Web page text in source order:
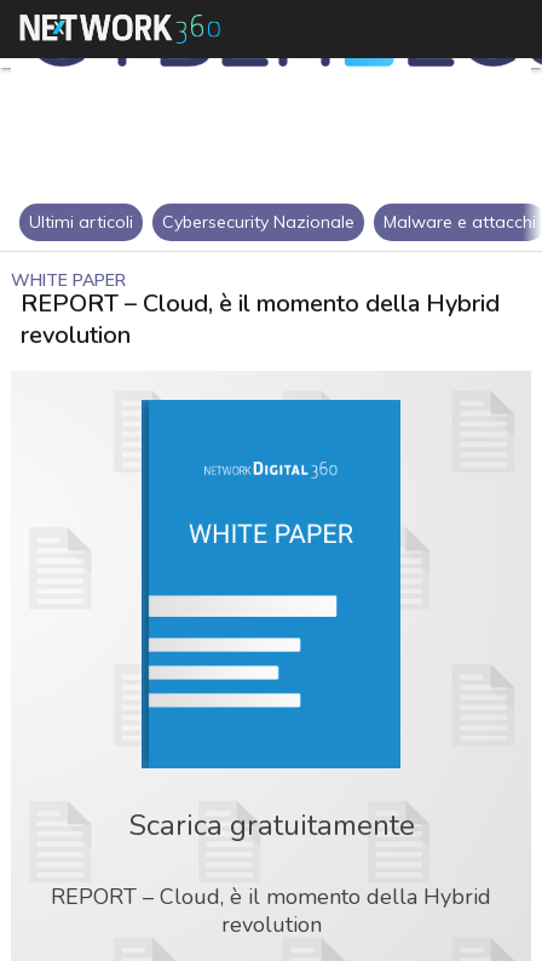
Ultimi articoli Cybersecurity Nazionale Malware e attacchi
WHITE PAPER
REPORT – Cloud, è il momento della Hybrid
revolution
Scarica gratuitamente
REPORT – Cloud, è il momento della Hybrid
revolution